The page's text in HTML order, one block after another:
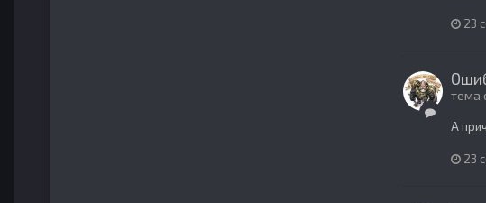
23
тема
А
23